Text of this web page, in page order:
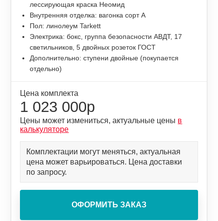
лессирующая краска Неомид
Внутренняя отделка: вагонка сорт А
Пол: линолеум Tarkett
Электрика: бокс, группа безопасности АВДТ, 17
светильников, 5 двойных розеток ГОСТ
Дополнительно: ступени двойные (покупается
отдельно)
Цена комплекта
1 023 000р
Цены может измениться, актуальные цены в
калькуляторе
Комплектации могут меняться, актуальная
цена может варьироваться. Цена доставки
по запросу.